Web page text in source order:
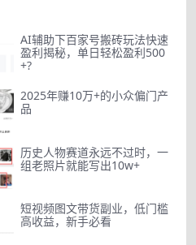
AI辅助下百家号搬砖玩法快速
盈利揭秘，单日轻松盈利500
+?
2025年赚10万+的小众偏门产
品
历史人物赛道永远不过时，一
组老照片就能写出10w+
短视频图文带货副业，低门槛
高收益，新手必看